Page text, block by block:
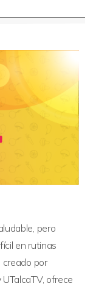
pero
en rutinas
creado por
ofrece